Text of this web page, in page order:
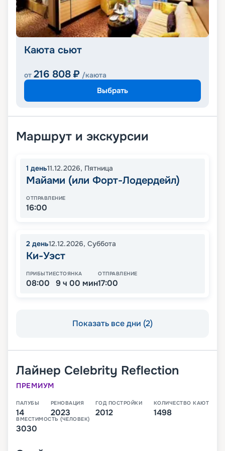
Каюта сьют
от 216 808 ₽ /каюта
Выбрать
Маршрут и экскурсии
1 день11.12.2026, Пятница
Майами (или Форт-Лодердейл)
ОТПРАВЛЕНИЕ
16:00
2 день12.12.2026, Суббота
Ки-Уэст
ПРИБЫТИЕ
08:00
СТОЯНКА
9 ч 00 мин
ОТПРАВЛЕНИЕ
17:00
Показать все дни (2)
Лайнер Celebrity Reflection
ПРЕМИУМ
ПАЛУБЫ
14
РЕНОВАЦИЯ
2023
ГОД ПОСТРОЙКИ
2012
КОЛИЧЕСТВО КАЮТ
1498
ВМЕСТИМОСТЬ (ЧЕЛОВЕК)
3030